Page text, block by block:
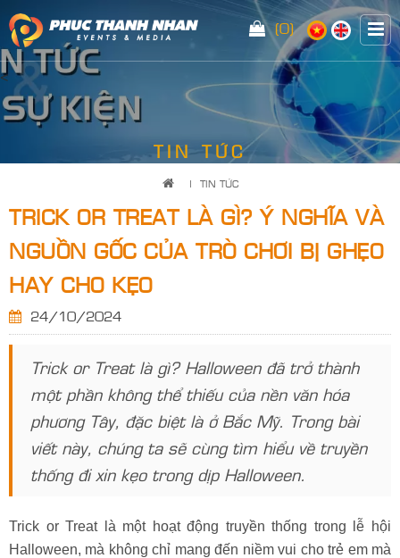
(0)
<
TIN TỨC
| TIN TỨC
TRICK OR TREAT LÀ GÌ? Ý NGHĨA VÀ
NGUỒN GỐC CỦA TRÒ CHƠI BỊ GHẸO
HAY CHO KẸO
24/10/2024
Trick or Treat là gì? Halloween đã trở thành
một phần không thể thiếu của nền văn hóa
phương Tây, đặc biệt là ở Bắc Mỹ. Trong bài
viết này, chúng ta sẽ cùng tìm hiểu về truyền
thống đi xin kẹo trong dịp Halloween.
Trick or Treat là một hoạt động truyền thống trong lễ hội
Halloween, mà không chỉ mang đến niềm vui cho trẻ em mà